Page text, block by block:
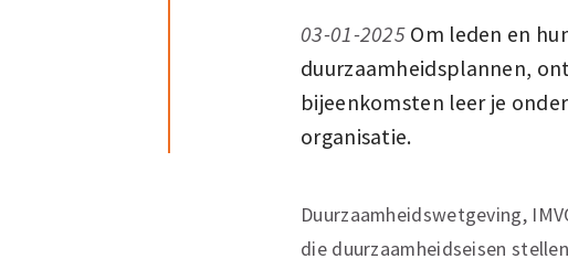
03-01-2025 Om leden en
duurzaamheidsplannen,
bijeenkomsten leer je
organisatie.
Duurzaamheidswetgeving,
die duurzaamheidseisen